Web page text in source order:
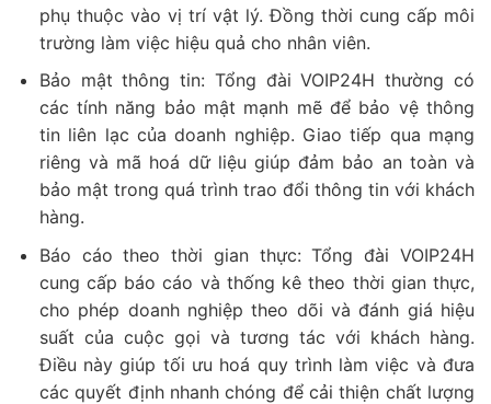
phụ thuộc vào vị trí vật lý. Đồng thời cung cấp môi
trường làm việc hiệu quả cho nhân viên.
Bảo mật thông tin: Tổng đài VOIP24H thường có
các tính năng bảo mật mạnh mẽ để bảo vệ thông
tin liên lạc của doanh nghiệp. Giao tiếp qua mạng
riêng và mã hoá dữ liệu giúp đảm bảo an toàn và
bảo mật trong quá trình trao đổi thông tin với khách
hàng.
Báo cáo theo thời gian thực: Tổng đài VOIP24H
cung cấp báo cáo và thống kê theo thời gian thực,
cho phép doanh nghiệp theo dõi và đánh giá hiệu
suất của cuộc gọi và tương tác với khách hàng.
Điều này giúp tối ưu hoá quy trình làm việc và đưa
các quyết định nhanh chóng để cải thiện chất lượng